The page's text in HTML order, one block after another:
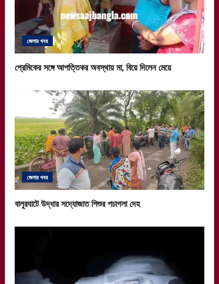
জেলার খবর
প্রেমিকের সঙ্গে আপত্তিকর অবস্থায় মা, বিয়ে দিলেন মেয়ে
জেলার খবর
বালুরঘাটে উদ্ধার সদ্যোজাত শিশুর পচাগলা দেহ